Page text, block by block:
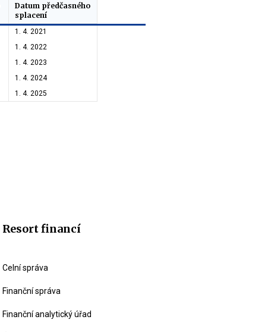
Datum předčasného
splacení
1. 4. 2021
1. 4. 2022
1. 4. 2023
1. 4. 2024
1. 4. 2025
Resort financí
Celní správa
Finanční správa
Finanční analytický úřad